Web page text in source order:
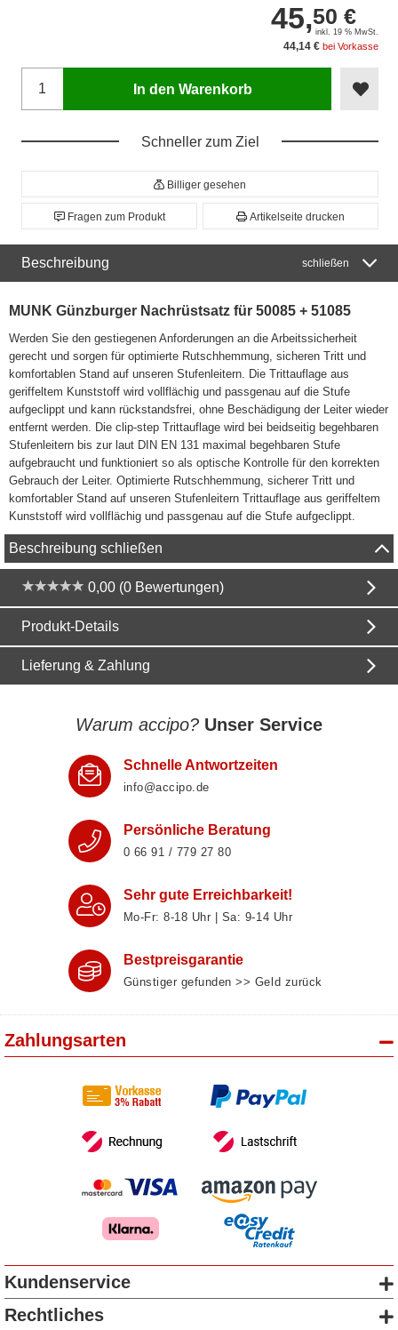
45,50 €
inkl. 19 % MwSt.
44,14 € bei Vorkasse
In den Warenkorb
Schneller zum Ziel
Billiger gesehen
Fragen zum Produkt Artikelseite drucken
Beschreibung schließen
MUNK Günzburger Nachrüstsatz für 50085 + 51085
Werden Sie den gestiegenen Anforderungen an die Arbeitssicherheit
gerecht und sorgen für optimierte Rutschhemmung, sicheren Tritt und
komfortablen Stand auf unseren Stufenleitern. Die Trittauflage aus
geriffeltem Kunststoff wird vollflächig und passgenau auf die Stufe
aufgeclippt und kann rückstandsfrei, ohne Beschädigung der Leiter wieder
entfernt werden. Die clip-step Trittauflage wird bei beidseitig begehbaren
Stufenleitern bis zur laut DIN EN 131 maximal begehbaren Stufe
aufgebraucht und funktioniert so als optische Kontrolle für den korrekten
Gebrauch der Leiter. Optimierte Rutschhemmung, sicherer Tritt und
komfortabler Stand auf unseren Stufenleitern Trittauflage aus geriffeltem
Kunststoff wird vollflächig und passgenau auf die Stufe aufgeclippt.
Beschreibung schließen
0,00 (0 Bewertungen)
Produkt-Details
Lieferung & Zahlung
Warum accipo? Unser Service
Schnelle Antwortzeiten
info@accipo.de
Persönliche Beratung
0 66 91 / 779 27 80
Sehr gute Erreichbarkeit!
Mo-Fr: 8‑18 Uhr | Sa: 9‑14 Uhr
Bestpreisgarantie
Günstiger gefunden >> Geld zurück
Zahlungsarten
Kundenservice
Rechtliches